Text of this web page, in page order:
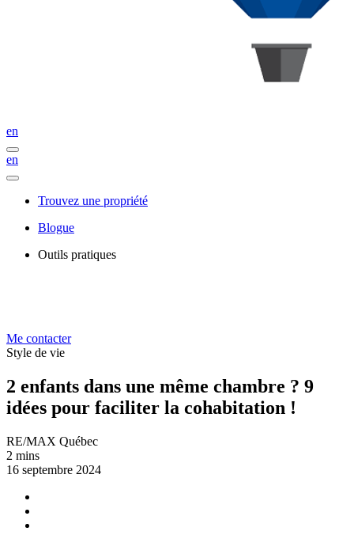
en
en
Trouvez une propriété
Blogue
Outils pratiques
Me contacter
Style de vie
2 enfants dans une même chambre ? 9
idées pour faciliter la cohabitation !
RE/MAX Québec
2 mins
16 septembre 2024